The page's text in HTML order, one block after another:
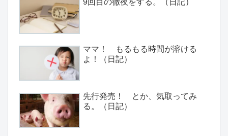
9回目の徹夜をする。（日記）
ママ！ もるもる時間が溶ける
よ！（日記）
先行発売！ とか、気取ってみ
る。（日記）